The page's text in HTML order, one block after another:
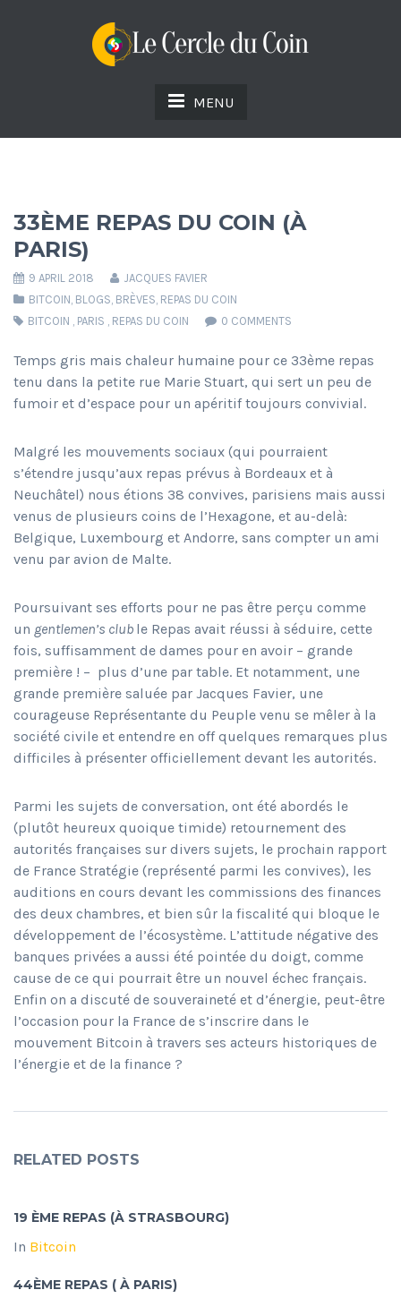
MENU
33ÈME REPAS DU COIN (À
PARIS)
9 APRIL 2018
JACQUES FAVIER
BITCOIN, BLOGS, BRÈVES, REPAS DU COIN
BITCOIN , PARIS , REPAS DU COIN 0 COMMENTS
Temps gris mais chaleur humaine pour ce 33ème repas
tenu dans la petite rue Marie Stuart, qui sert un peu de
fumoir et d’espace pour un apéritif toujours convivial.
Malgré les mouvements sociaux (qui pourraient
s’étendre jusqu’aux repas prévus à Bordeaux et à
Neuchâtel) nous étions 38 convives, parisiens mais aussi
venus de plusieurs coins de l’Hexagone, et au-delà:
Belgique, Luxembourg et Andorre, sans compter un ami
venu par avion de Malte.
Poursuivant ses efforts pour ne pas être perçu comme
un gentlemen’s club le Repas avait réussi à séduire, cette
fois, suffisamment de dames pour en avoir – grande
première ! – plus d’une par table. Et notamment, une
grande première saluée par Jacques Favier, une
courageuse Représentante du Peuple venu se mêler à la
société civile et entendre en off quelques remarques plus
difficiles à présenter officiellement devant les autorités.
Parmi les sujets de conversation, ont été abordés le
(plutôt heureux quoique timide) retournement des
autorités françaises sur divers sujets, le prochain rapport
de France Stratégie (représenté parmi les convives), les
auditions en cours devant les commissions des finances
des deux chambres, et bien sûr la fiscalité qui bloque le
développement de l’écosystème. L’attitude négative des
banques privées a aussi été pointée du doigt, comme
cause de ce qui pourrait être un nouvel échec français.
Enfin on a discuté de souveraineté et d’énergie, peut-être
l’occasion pour la France de s’inscrire dans le
mouvement Bitcoin à travers ses acteurs historiques de
l’énergie et de la finance ?
RELATED POSTS
19 ÈME REPAS (À STRASBOURG)
In Bitcoin
44ÈME REPAS ( À PARIS)